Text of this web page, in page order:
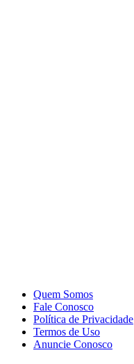
Quem Somos
Fale Conosco
Política de Privacidade
Termos de Uso
Anuncie Conosco